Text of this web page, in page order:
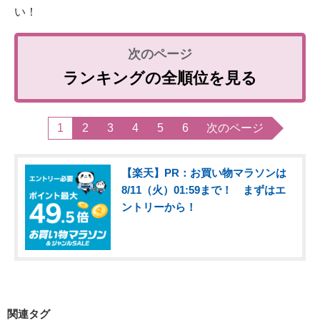
い！
ランキングの全順位を見る
1 2 3 4 5 6 次のページ
【楽天】PR：お買い物マラソンは
8/11（火）01:59まで！ まずはエ
ントリーから！
関連タグ